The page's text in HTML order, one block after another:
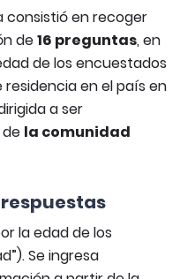
consistió en recoger
de16 preguntas, en
de los encuestados
residencia en el país en
a ser
la comunidad
la edad de los
Se ingresa